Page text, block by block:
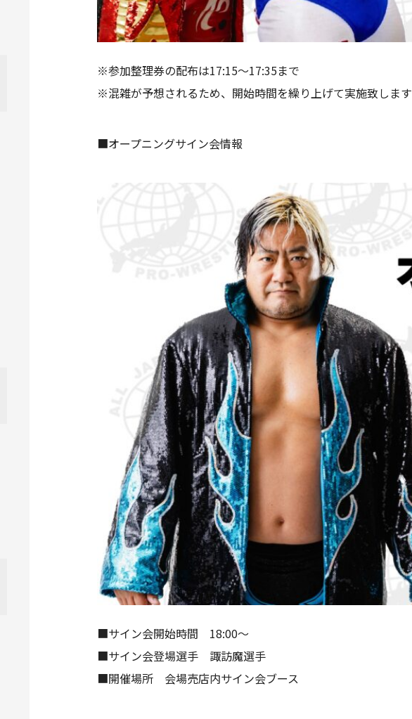
※参加整理券の配布は17:15～17:35まで
※混雑が予想されるため、開始時間を繰り上げて実施致します
■オープニングサイン会情報
■サイン会開始時間 18:00～
■サイン会登場選手 諏訪魔選手
■開催場所 会場売店内サイン会ブース